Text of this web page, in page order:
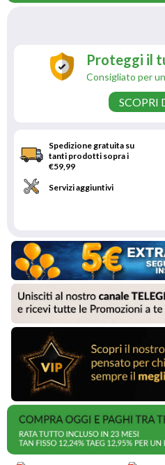
Proteggi il
Consigliato per
SCOPRI
Spedizione gratuita su
tanti prodotti sopra i
€59,99
Servizi aggiuntivi